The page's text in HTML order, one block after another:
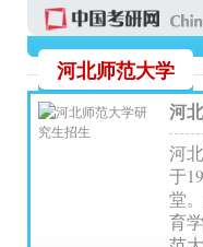
河北师范大学
河
河
于
堂
育